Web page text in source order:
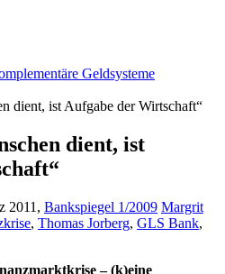
Geldsysteme
dient, ist Aufgabe der Wirtschaft“
dient, ist
2011, Bankspiegel 1/2009 Margrit
, Thomas Jorberg, GLS Bank,
– (k)eine